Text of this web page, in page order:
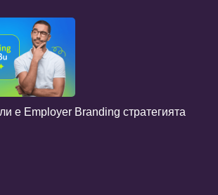
е Employer Branding стратегията